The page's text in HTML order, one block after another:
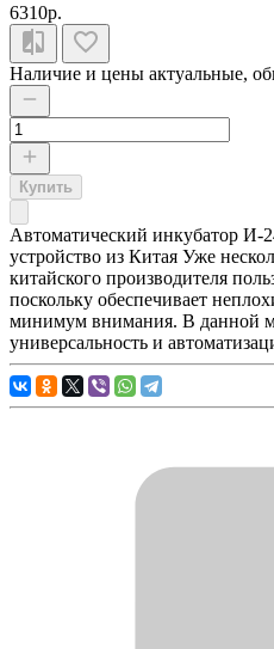
6310р.
Наличие и цены актуальные,
Купить
Автоматический инкубатор И-
устройство из Китая Уже
китайского производителя
поскольку обеспечивает
минимум внимания. В данной
универсальность и